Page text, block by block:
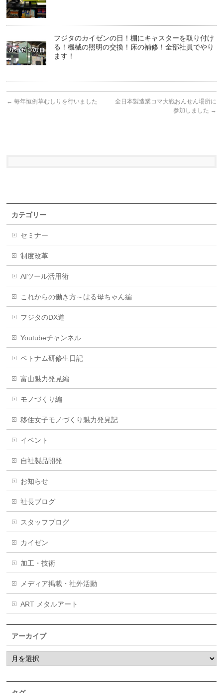
フジタのカイゼンの日！棚にキャスターを取り付け
る！機械の照明の交換！床の補修！全部社員でやり
ます！
← 毎年恒例草むしりを行いました
全日本製造業コマ大戦おんせん場所に
参加しました →
カテゴリー
セミナー
制度改革
AIツール活用術
これからの働き方～はる母ちゃん編
フジタのDX道
Youtubeチャンネル
ベトナム研修生日記
富山魅力発見編
モノづくり編
移住女子モノづくり魅力発見記
イベント
自社製品開発
お知らせ
社長ブログ
スタッフブログ
カイゼン
加工・技術
メディア掲載・社外活動
ART メタルアート
アーカイブ